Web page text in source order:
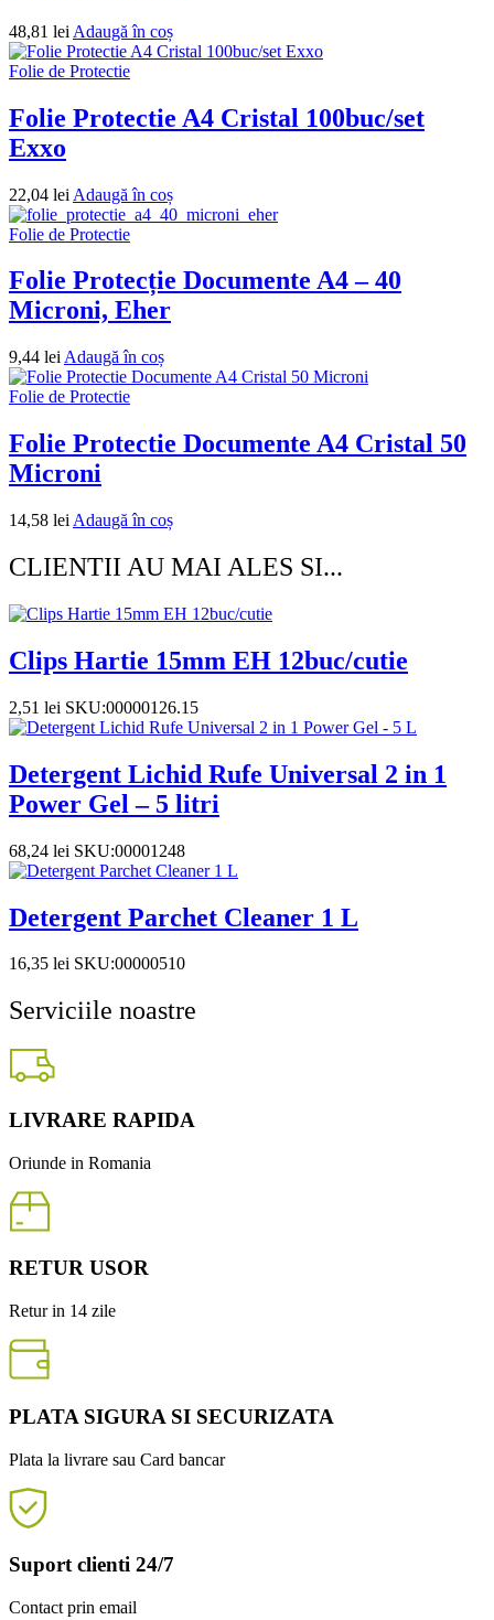
48,81 lei Adaugă în coș
Folie de Protectie
Folie Protectie A4 Cristal 100buc/set
Exxo
22,04 lei Adaugă în coș
Folie de Protectie
Folie Protecție Documente A4 – 40
Microni, Eher
9,44 lei Adaugă în coș
Folie de Protectie
Folie Protectie Documente A4 Cristal 50
Microni
14,58 lei Adaugă în coș
CLIENTII AU MAI ALES SI...
Clips Hartie 15mm EH 12buc/cutie
2,51 lei SKU:00000126.15
Detergent Lichid Rufe Universal 2 in 1
Power Gel – 5 litri
68,24 lei SKU:00001248
Detergent Parchet Cleaner 1 L
16,35 lei SKU:00000510
Serviciile noastre
LIVRARE RAPIDA
Oriunde in Romania
RETUR USOR
Retur in 14 zile
PLATA SIGURA SI SECURIZATA
Plata la livrare sau Card bancar
Suport clienti 24/7
Contact prin email